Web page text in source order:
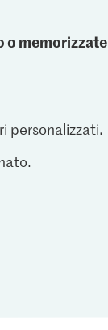
o memorizzate
personalizzati.